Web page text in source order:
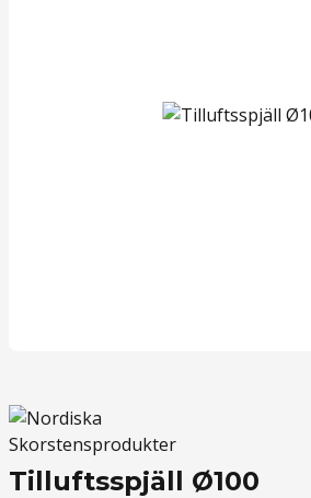
Tilluftsspjäll Ø100